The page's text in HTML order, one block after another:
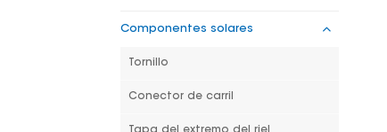
Componentes solares
Tornillo
Conector de carril